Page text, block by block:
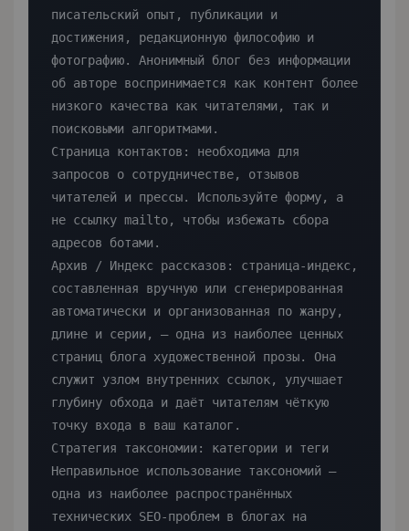
писательский опыт, публикации и
достижения, редакционную философию и
фотографию. Анонимный блог без информации
об авторе воспринимается как контент более
низкого качества как читателями, так и
поисковыми алгоритмами.
Страница контактов: необходима для
запросов о сотрудничестве, отзывов
читателей и прессы. Используйте форму, а
не ссылку mailto, чтобы избежать сбора
адресов ботами.
Архив / Индекс рассказов: страница-индекс,
составленная вручную или сгенерированная
автоматически и организованная по жанру,
длине и серии, — одна из наиболее ценных
страниц блога художественной прозы. Она
служит узлом внутренних ссылок, улучшает
глубину обхода и даёт читателям чёткую
точку входа в ваш каталог.
Стратегия таксономии: категории и теги
Неправильное использование таксономий —
одна из наиболее распространённых
технических SEO-проблем в блогах на